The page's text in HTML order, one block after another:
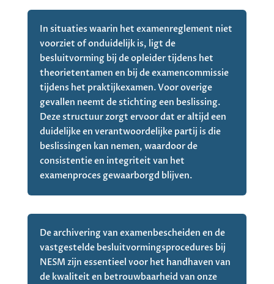
In situaties waarin het examenreglement niet
voorziet of onduidelijk is, ligt de
besluitvorming bij de opleider tijdens het
theorietentamen en bij de examencommissie
tijdens het praktijkexamen. Voor overige
gevallen neemt de stichting een beslissing.
Deze structuur zorgt ervoor dat er altijd een
duidelijke en verantwoordelijke partij is die
beslissingen kan nemen, waardoor de
consistentie en integriteit van het
examenproces gewaarborgd blijven.
De archivering van examenbescheiden en de
vastgestelde besluitvormingsprocedures bij
NESM zijn essentieel voor het handhaven van
de kwaliteit en betrouwbaarheid van onze